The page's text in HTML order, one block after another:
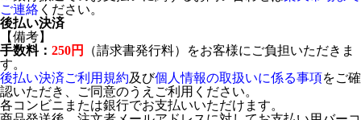
ご連絡 ください。
後払い決済
【備考】
手数料： 250円
（請求書発行料）をお客様にご負担いただきま
す。
後払い決済ご利用規約及び個人情報の取扱いに係る事項をご確
認いただき、ご同意のうえご利用ください。
各コンビニまたは銀行でお支払いいただけます。